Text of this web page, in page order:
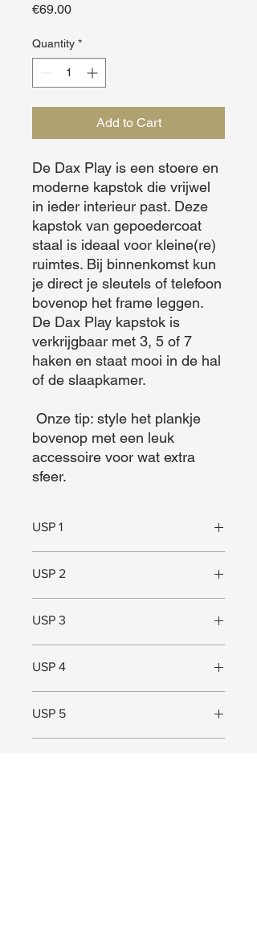
€69.00Price
Quantity *
Add to Cart
De Dax Play is een stoere en
moderne kapstok die vrijwel
in ieder interieur past. Deze
kapstok van gepoedercoat
staal is ideaal voor kleine(re)
ruimtes. Bij binnenkomst kun
je direct je sleutels of telefoon
bovenop het frame leggen.
De Dax Play kapstok is
verkrijgbaar met 3, 5 of 7
haken en staat mooi in de hal
of de slaapkamer.
bovenop met een leuk
accessoire voor wat extra
sfeer.
USP 1
USP 2
USP 3
USP 4
USP 5